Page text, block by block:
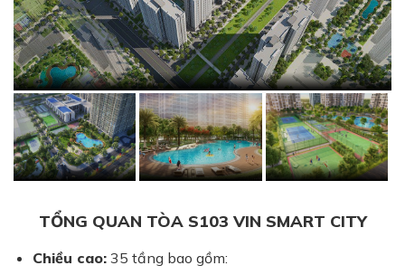
TỔNG QUAN TÒA S103 VIN SMART CITY
Chiều cao:35 tầng bao gồm: